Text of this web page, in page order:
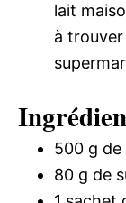
lait
à trouver
500 g
80 g de